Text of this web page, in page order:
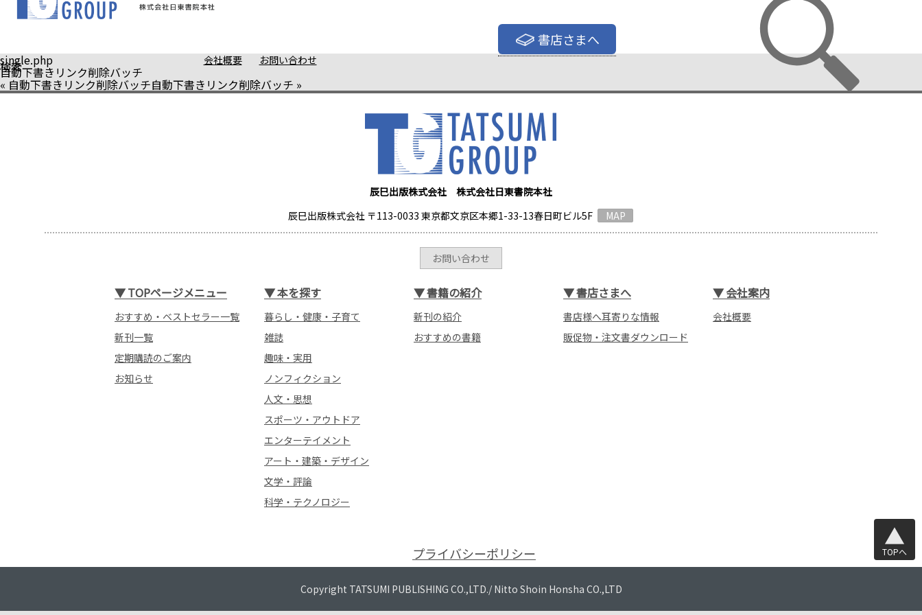
書店さまへ
会社概要 お問い合わせ
検索
single.php
自動下書きリンク削除バッチ
« 自動下書きリンク削除バッチ自動下書きリンク削除バッチ »
辰巳出版株式会社 株式会社日東書院本社
辰巳出版株式会社 〒113-0033 東京都文京区本郷1-33-13春日町ビル5F
MAP
お問い合わせ
▼TOPページメニュー
おすすめ・ベストセラー一覧
新刊一覧
定期購読のご案内
お知らせ
▼本を探す
暮らし・健康・子育て
雑誌
趣味・実用
ノンフィクション
人文・思想
スポーツ・アウトドア
エンターテイメント
アート・建築・デザイン
文学・評論
科学・テクノロジー
▼書籍の紹介
新刊の紹介
おすすめの書籍
▼書店さまへ
書店様へ耳寄りな情報
販促物・注文書ダウンロード
▼会社案内
会社概要
プライバシーポリシー TOPへ
Copyright TATSUMI PUBLISHING CO.,LTD./ Nitto Shoin Honsha CO.,LTD